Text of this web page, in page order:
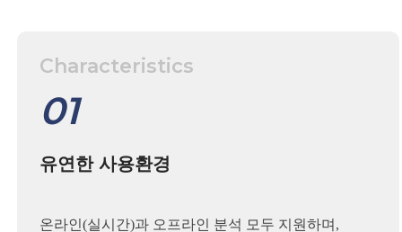
Characteristics
01
유연한 사용환경
온라인(실시간)과 오프라인 분석 모두 지원하며,